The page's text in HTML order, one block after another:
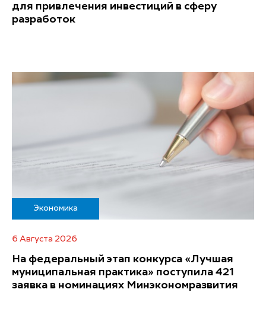
для привлечения инвестиций в сферу
разработок
Экономика
6 Августа 2026
На федеральный этап конкурса «Лучшая
муниципальная практика» поступила 421
заявка в номинациях Минэкономразвития